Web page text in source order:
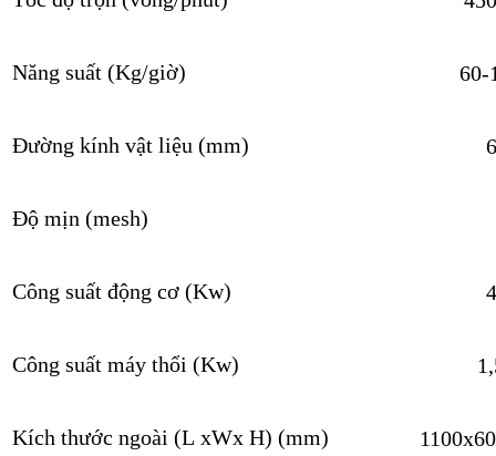
Năng suất (Kg/giờ) 60-
Đường kính vật liệu (mm) 6
Độ mịn (mesh)
Công suất động cơ (Kw) 4
Công suất máy thổi (Kw)
Kích thước ngoài (L xWx H) (mm)